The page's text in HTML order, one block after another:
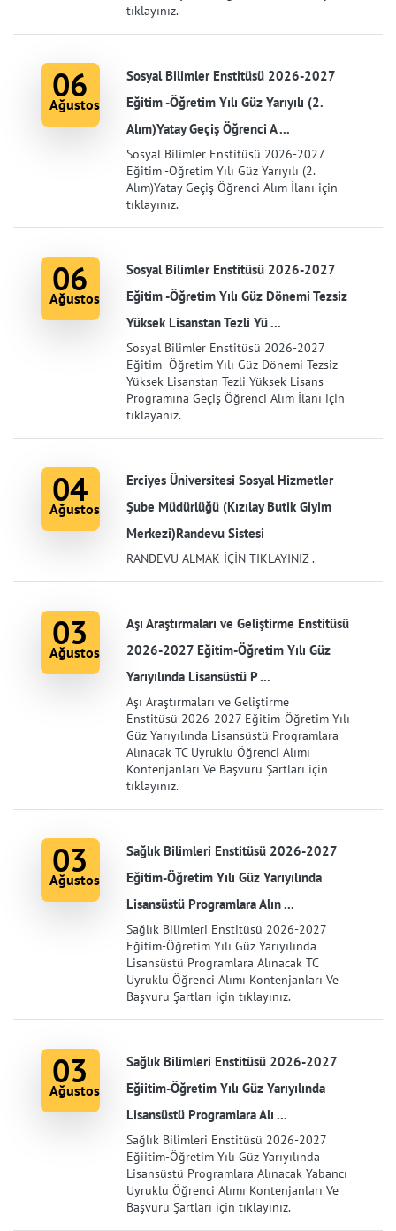
tıklayınız.
06
Ağustos
Sosyal Bilimler Enstitüsü 2026-2027
Eğitim -Öğretim Yılı Güz Yarıyılı (2.
Alım)Yatay Geçiş Öğrenci A ...
Sosyal Bilimler Enstitüsü 2026-2027
Eğitim -Öğretim Yılı Güz Yarıyılı (2.
Alım)Yatay Geçiş Öğrenci Alım İlanı için
tıklayınız.
06
Ağustos
Sosyal Bilimler Enstitüsü 2026-2027
Eğitim -Öğretim Yılı Güz Dönemi Tezsiz
Yüksek Lisanstan Tezli Yü ...
Sosyal Bilimler Enstitüsü 2026-2027
Eğitim -Öğretim Yılı Güz Dönemi Tezsiz
Yüksek Lisanstan Tezli Yüksek Lisans
Programına Geçiş Öğrenci Alım İlanı için
tıklayanız.
04
Ağustos
Erciyes Üniversitesi Sosyal Hizmetler
Şube Müdürlüğü (Kızılay Butik Giyim
Merkezi)Randevu Sistesi
RANDEVU ALMAK İÇİN TIKLAYINIZ .
03
Ağustos
Aşı Araştırmaları ve Geliştirme Enstitüsü
2026-2027 Eğitim-Öğretim Yılı Güz
Yarıyılında Lisansüstü P ...
Aşı Araştırmaları ve Geliştirme
Enstitüsü 2026-2027 Eğitim-Öğretim Yılı
Güz Yarıyılında Lisansüstü Programlara
Alınacak TC Uyruklu Öğrenci Alımı
Kontenjanları Ve Başvuru Şartları için
tıklayınız.
03
Ağustos
Sağlık Bilimleri Enstitüsü 2026-2027
Eğitim-Öğretim Yılı Güz Yarıyılında
Lisansüstü Programlara Alın ...
Sağlık Bilimleri Enstitüsü 2026-2027
Eğitim-Öğretim Yılı Güz Yarıyılında
Lisansüstü Programlara Alınacak TC
Uyruklu Öğrenci Alımı Kontenjanları Ve
Başvuru Şartları için tıklayınız.
03
Ağustos
Sağlık Bilimleri Enstitüsü 2026-2027
Eğiitim-Öğretim Yılı Güz Yarıyılında
Lisansüstü Programlara Alı ...
Sağlık Bilimleri Enstitüsü 2026-2027
Eğiitim-Öğretim Yılı Güz Yarıyılında
Lisansüstü Programlara Alınacak Yabancı
Uyruklu Öğrenci Alımı Kontenjanları Ve
Başvuru Şartları için tıklayınız.